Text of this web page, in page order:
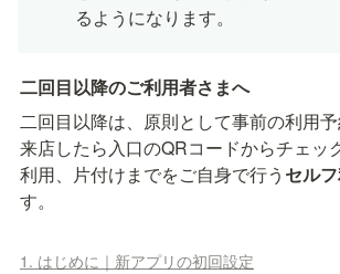
るようになります。
二回目以降のご利用者さまへ
二回目以降は、原則として事前の利用予
来店したら入口のQRコードからチェッ
利用、片付けまでをご自身で行う セル
す。
1. はじめに｜新アプリの初回設定